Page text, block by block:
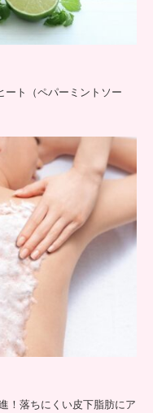
ート（ペパーミントソー
！落ちにくい皮下脂肪にア